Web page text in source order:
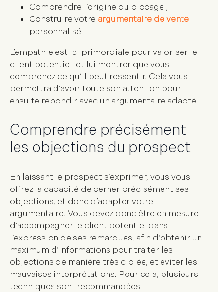
Comprendre l’origine du blocage ;
Construire votre argumentaire de vente
personnalisé.
L’empathie est ici primordiale pour valoriser le
client potentiel, et lui montrer que vous
comprenez ce qu’il peut ressentir. Cela vous
permettra d’avoir toute son attention pour
ensuite rebondir avec un argumentaire adapté.
Comprendre précisément
les objections du prospect
En laissant le prospect s’exprimer, vous vous
offrez la capacité de cerner précisément ses
objections, et donc d’adapter votre
argumentaire. Vous devez donc être en mesure
d’accompagner le client potentiel dans
l’expression de ses remarques, afin d’obtenir un
maximum d’informations pourtraiter les
objections de manière très ciblée, et éviter les
mauvaises interprétations. Pour cela, plusieurs
techniques sont recommandées :